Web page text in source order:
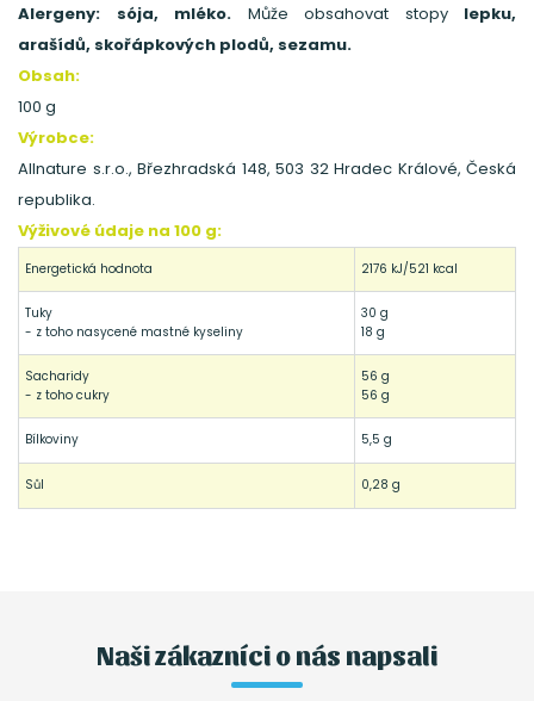
Alergeny: sója, mléko. Může obsahovat stopy lepku,
arašídů, skořápkových plodů, sezamu.
Obsah:
100 g
Výrobce:
Allnature s.r.o., Březhradská 148, 503 32 Hradec Králové, Česká
republika.
Výživové údaje na 100 g:
Energetická hodnota 2176 kJ/521 kcal
Tuky
- z toho nasycené mastné kyseliny
30 g
18 g
Sacharidy
- z toho cukry
56 g
56 g
Bílkoviny 5,5 g
Sůl 0,28 g
Naši zákazníci o nás napsali